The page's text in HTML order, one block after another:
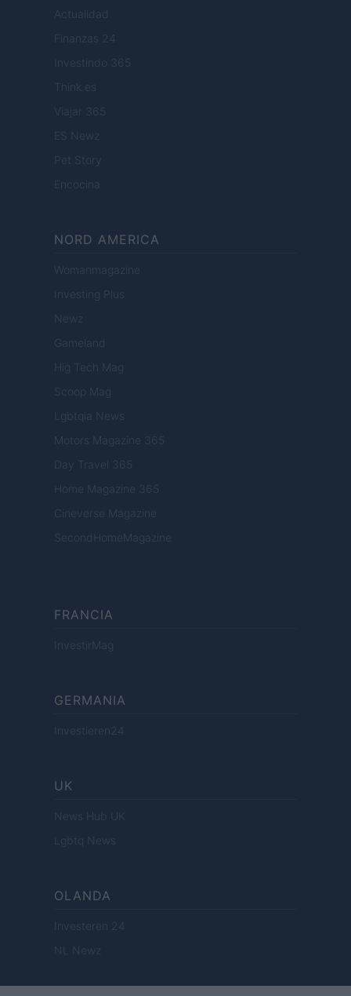
Actualidad
Finanzas 24
Investindo 365
Think.es
Viajar 365
ES Newz
Pet Story
Encocina
NORD AMERICA
Womanmagazine
Investing Plus
Newz
Gameland
Hig Tech Mag
Scoop Mag
Lgbtqia News
Motors Magazine 365
Day Travel 365
Home Magazine 365
Cineverse Magazine
SecondHomeMagazine
FRANCIA
InvestirMag
GERMANIA
Investieren24
UK
News Hub UK
Lgbtq News
OLANDA
Investeren 24
NL Newz